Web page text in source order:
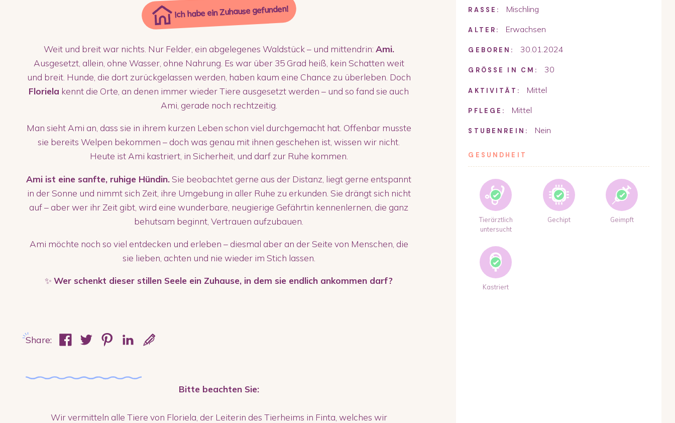
Ich habe ein Zuhause gefunden!
Weit und breit war nichts. Nur Felder, ein abgelegenes Waldstück – und mittendrin: Ami.
Ausgesetzt, allein, ohne Wasser, ohne Nahrung. Es war über 35 Grad heiß, kein Schatten weit
und breit. Hunde, die dort zurückgelassen werden, haben kaum eine Chance zu überleben. Doch
Floriela kennt die Orte, an denen immer wieder Tiere ausgesetzt werden – und so fand sie auch
Ami, gerade noch rechtzeitig.
Man sieht Ami an, dass sie in ihrem kurzen Leben schon viel durchgemacht hat. Offenbar musste
sie bereits Welpen bekommen – doch was genau mit ihnen geschehen ist, wissen wir nicht.
Heute ist Ami kastriert, in Sicherheit, und darf zur Ruhe kommen.
Ami ist eine sanfte, ruhige Hündin.Sie beobachtet gerne aus der Distanz, liegt gerne entspannt
in der Sonne und nimmt sich Zeit, ihre Umgebung in aller Ruhe zu erkunden. Sie drängt sich nicht
auf – aber wer ihr Zeit gibt, wird eine wunderbare, neugierige Gefährtin kennenlernen, die ganz
behutsam beginnt, Vertrauen aufzubauen.
Ami möchte noch so viel entdecken und erleben – diesmal aber an der Seite von Menschen, die
sie lieben, achten und nie wieder im Stich lassen.
✨Wer schenkt dieser stillen Seele ein Zuhause, in dem sie endlich ankommen darf?
Share:
Bitte beachten Sie:
Wir vermitteln alle Tiere von Floriela, der Leiterin des Tierheims in Finta, welches wir
RASSE: Mischling
ALTER: Erwachsen
GEBOREN: 30.01.2024
GRÖSSE IN CM: 30
AKTIVITÄT: Mittel
PFLEGE: Mittel
STUBENREIN: Nein
GESUNDHEIT
Tierärztlich
untersucht
Gechipt Geimpft
Kastriert